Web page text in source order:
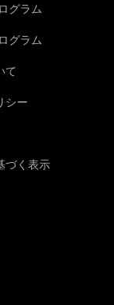
グラム
グラム
て
シー
づく表示